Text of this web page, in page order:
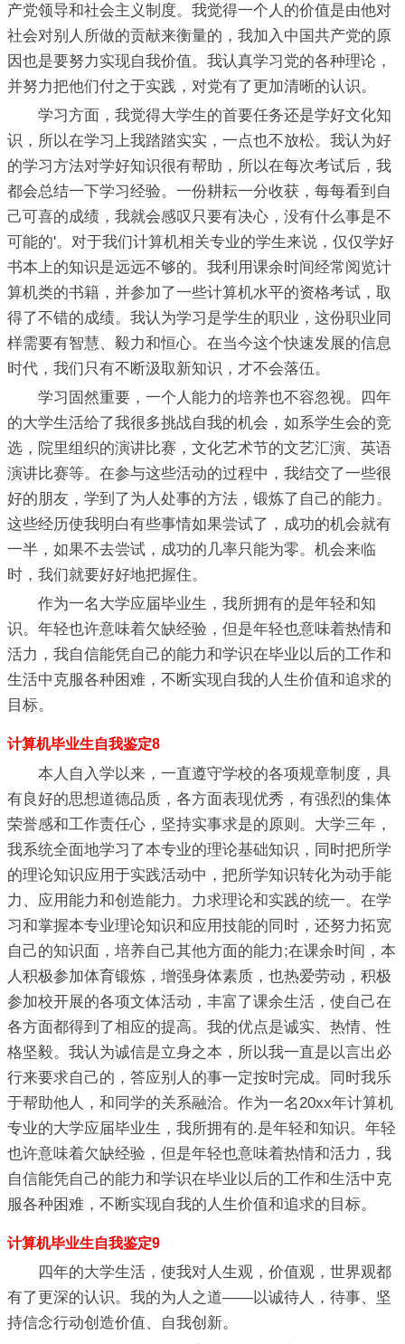
产党领导和社会主义制度。我觉得一个人的价值是由他对
社会对别人所做的贡献来衡量的，我加入中国共产党的原
因也是要努力实现自我价值。我认真学习党的各种理论，
并努力把他们付之于实践，对党有了更加清晰的认识。
学习方面，我觉得大学生的首要任务还是学好文化知
识，所以在学习上我踏踏实实，一点也不放松。我认为好
的学习方法对学好知识很有帮助，所以在每次考试后，我
都会总结一下学习经验。一份耕耘一分收获，每每看到自
己可喜的成绩，我就会感叹只要有决心，没有什么事是不
可能的'。对于我们计算机相关专业的学生来说，仅仅学好
书本上的知识是远远不够的。我利用课余时间经常阅览计
算机类的书籍，并参加了一些计算机水平的资格考试，取
得了不错的成绩。我认为学习是学生的职业，这份职业同
样需要有智慧、毅力和恒心。在当今这个快速发展的信息
时代，我们只有不断汲取新知识，才不会落伍。
学习固然重要，一个人能力的培养也不容忽视。四年
的大学生活给了我很多挑战自我的机会，如系学生会的竞
选，院里组织的演讲比赛，文化艺术节的文艺汇演、英语
演讲比赛等。在参与这些活动的过程中，我结交了一些很
好的朋友，学到了为人处事的方法，锻炼了自己的能力。
这些经历使我明白有些事情如果尝试了，成功的机会就有
一半，如果不去尝试，成功的几率只能为零。机会来临
时，我们就要好好地把握住。
作为一名大学应届毕业生，我所拥有的是年轻和知
识。年轻也许意味着欠缺经验，但是年轻也意味着热情和
活力，我自信能凭自己的能力和学识在毕业以后的工作和
生活中克服各种困难，不断实现自我的人生价值和追求的
目标。
计算机毕业生自我鉴定8
本人自入学以来，一直遵守学校的各项规章制度，具
有良好的思想道德品质，各方面表现优秀，有强烈的集体
荣誉感和工作责任心，坚持实事求是的原则。大学三年，
我系统全面地学习了本专业的理论基础知识，同时把所学
的理论知识应用于实践活动中，把所学知识转化为动手能
力、应用能力和创造能力。力求理论和实践的统一。在学
习和掌握本专业理论知识和应用技能的同时，还努力拓宽
自己的知识面，培养自己其他方面的能力;在课余时间，本
人积极参加体育锻炼，增强身体素质，也热爱劳动，积极
参加校开展的各项文体活动，丰富了课余生活，使自己在
各方面都得到了相应的提高。我的优点是诚实、热情、性
格坚毅。我认为诚信是立身之本，所以我一直是以言出必
行来要求自己的，答应别人的事一定按时完成。同时我乐
于帮助他人，和同学的关系融洽。作为一名20xx年计算机
专业的大学应届毕业生，我所拥有的.是年轻和知识。年轻
也许意味着欠缺经验，但是年轻也意味着热情和活力，我
自信能凭自己的能力和学识在毕业以后的工作和生活中克
服各种困难，不断实现自我的人生价值和追求的目标。
计算机毕业生自我鉴定9
四年的大学生活，使我对人生观，价值观，世界观都
有了更深的认识。我的为人之道——以诚待人，待事、坚
持信念行动创造价值、自我创新。